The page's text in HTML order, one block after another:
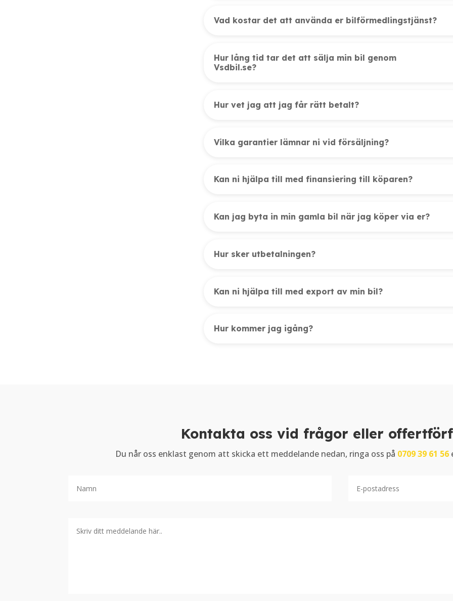
Vad kostar det att använda er bilförmedlingstjänst?
Hur lång tid tar det att sälja min bil genom
Vsdbil.se?
Hur vet jag att jag får rätt betalt?
Vilka garantier lämnar ni vid försäljning?
Kan ni hjälpa till med finansiering till köparen?
Kan jag byta in min gamla bil när jag köper via er?
Hur sker utbetalningen?
Kan ni hjälpa till med export av min bil?
Hur kommer jag igång?
Kontakta oss vid frågor eller
Du når oss enklast genom att skicka ett meddelande nedan, ringa oss på 0709 39 61 56